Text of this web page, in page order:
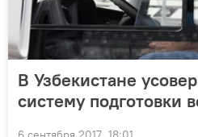
В Узбекистане
систему подготовки